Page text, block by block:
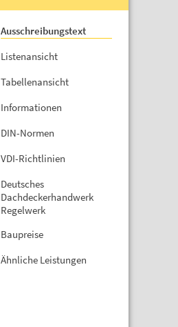
Ausschreibungstext
Listenansicht
Tabellenansicht
Informationen
DIN-Normen
VDI-Richtlinien
Deutsches
Dachdeckerhandwerk
Regelwerk
Baupreise
Ähnliche Leistungen